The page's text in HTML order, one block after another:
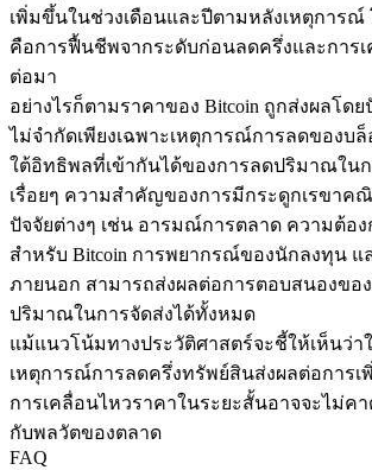
พันธมิตร Bitrue
มากถึง 65% คอมมิชชั่น!
การแนะนำ
เชิญเพื่อนเพื่อรับรางวัลเงินสด
BTC Welcome Rewards
เพิ่มขึ้นในช่วงเดือนและปีตามหลังเหตุการ
คือการฟื้นชีพจากระดับก่อนลดครึ่งและการ
ต่อมา
อย่างไรก็ตามราคาของ Bitcoin ถูกส่งผลโด
ไม่จำกัดเพียงเฉพาะเหตุการณ์การลดของบ
ใต้อิทธิพลที่เข้ากันได้ของการลดปริมาณในก
เรื่อยๆ ความสำคัญของการมีกระดูกเรขาค
ปัจจัยต่างๆ เช่น อารมณ์การตลาด ความต้อง
สำหรับ Bitcoin การพยากรณ์ของนักลงทุน แ
ภายนอก สามารถส่งผลต่อการตอบสนองขอ
ปริมาณในการจัดส่งได้ทั้งหมด
แม้แนวโน้มทางประวัติศาสตร์จะชี้ให้เห็นว่า
เหตุการณ์การลดครึ่งทรัพย์สินส่งผลต่อการ
การเคลื่อนไหวราคาในระยะสั้นอาจจะไม่ค
กับพลวัตของตลาด
FAQ